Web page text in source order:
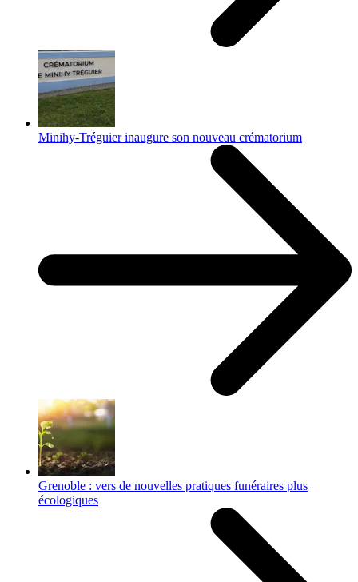
Minihy-Tréguier inaugure son nouveau crématorium
Grenoble : vers de nouvelles pratiques funéraires plus
écologiques